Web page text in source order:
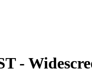
-